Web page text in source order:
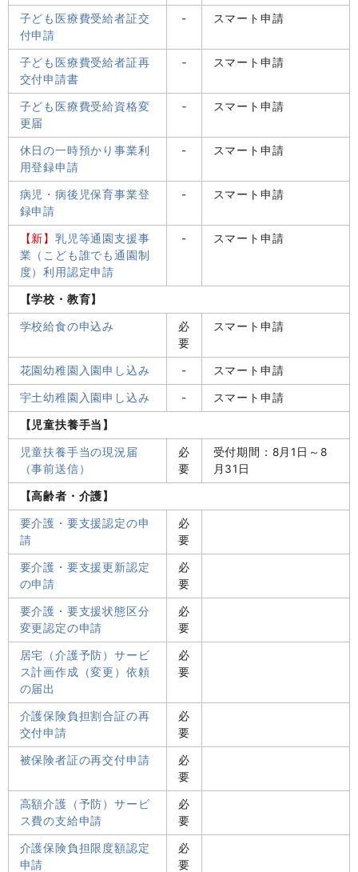
子ども医療費受給者証交
付申請
- スマート申請
子ども医療費受給者証再
交付申請書
‐ スマート申請
子ども医療費受給資格変
更届
‐ スマート申請
休日の一時預かり事業利
用登録申請
- スマート申請
病児・病後児保育事業登
録申請
- スマート申請
【新】乳児等通園支援事
業（こども誰でも通園制
度）利用認定申請
- スマート申請
【学校・教育】
学校給食の申込み
必
要
スマート申請
花園幼稚園入園申し込み - スマート申請
宇土幼稚園入園申し込み - スマート申請
【児童扶養手当】
児童扶養手当の現況届
（事前送信）
必
要
受付期間：8月1日～8
月31日
【高齢者・介護】
要介護・要支援認定の申
請
必
要
要介護・要支援更新認定
の申請
必
要
要介護・要支援状態区分
変更認定の申請
必
要
居宅（介護予防）サービ
ス計画作成（変更）依頼
の届出
必
要
介護保険負担割合証の再
交付申請
必
要
被保険者証の再交付申請
必
要
高額介護（予防）サービ
ス費の支給申請
必
要
介護保険負担限度額認定
申請
必
要